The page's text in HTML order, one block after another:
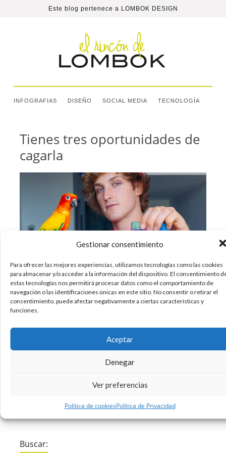
Gestionar consentimiento
Para ofrecer las mejores experiencias, utilizamos tecnologías como las cookies
para almacenar y/o acceder a la información del dispositivo. El consentimiento
estas tecnologías nos permitirá procesar datos como el comportamiento de
navegación o las identificaciones únicas en este sitio. No consentir o retirar el
consentimiento, puede afectar negativamente a ciertas características y
funciones.
Aceptar
Denegar
Ver preferencias
Política de cookiesPolítica de Privacidad
Este blog pertenece a LOMBOK DESIGN
INFOGRAFIAS DISEÑO SOCIAL MEDIA TECNOLOGÍA
Tienes tres oportunidades de
cagarla
A principios de enero publicamos un post sobre
Logan Paul, donde os contábamos que este
famoso youtuber había colgado un vídeo en sus
Buscar: